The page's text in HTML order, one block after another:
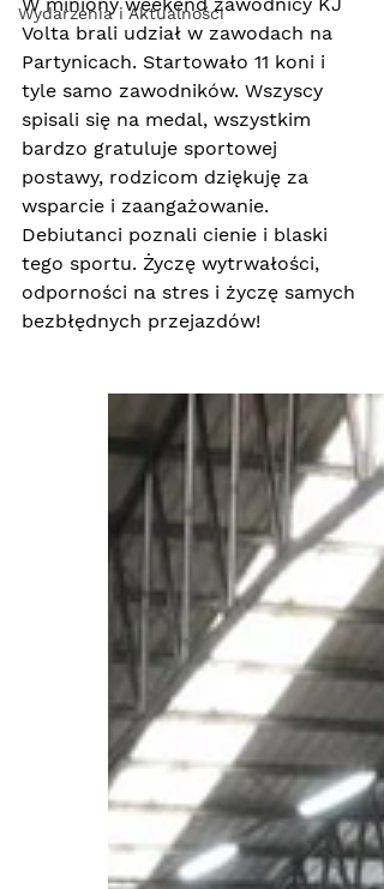
Wydarzenia i Aktualności
Volta brali udział w zawodach na
Partynicach. Startowało 11 koni i
tyle samo zawodników. Wszyscy
spisali się na medal, wszystkim
bardzo gratuluje sportowej
postawy, rodzicom dziękuję za
wsparcie i zaangażowanie.
Debiutanci poznali cienie i blaski
tego sportu. Życzę wytrwałości,
odporności na stres i życzę samych
bezbłędnych przejazdów!